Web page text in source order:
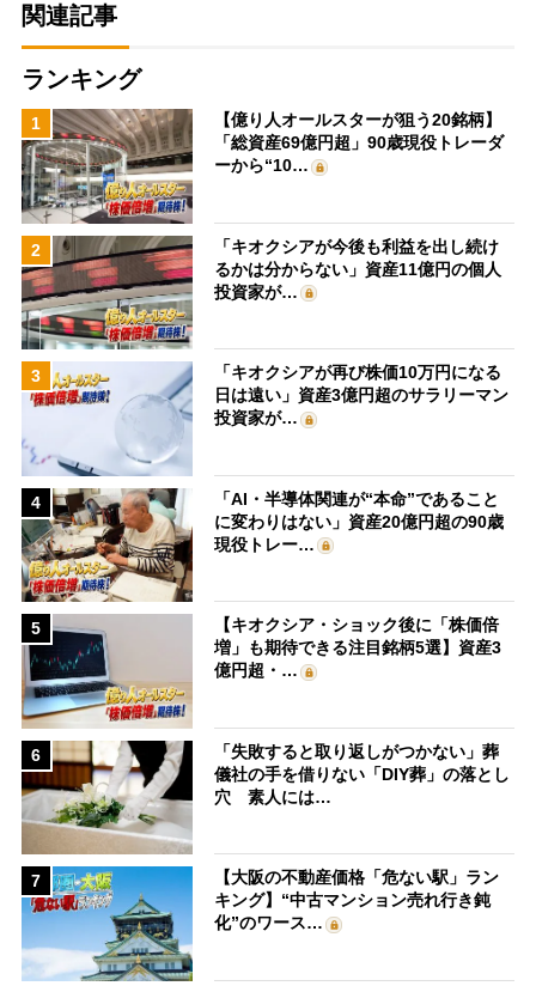
関連記事
ランキング
1
【億り人オールスターが狙う20銘柄】
「総資産69億円超」90歳現役トレーダ
ーから“10…
2
「キオクシアが今後も利益を出し続け
るかは分からない」資産11億円の個人
投資家が…
3
「キオクシアが再び株価10万円になる
日は遠い」資産3億円超のサラリーマン
投資家が…
4
「AI・半導体関連が“本命”であること
に変わりはない」資産20億円超の90歳
現役トレー…
5
【キオクシア・ショック後に「株価倍
増」も期待できる注目銘柄5選】資産3
億円超・…
6
「失敗すると取り返しがつかない」葬
儀社の手を借りない「DIY葬」の落とし
穴 素人には…
7
【大阪の不動産価格「危ない駅」ラン
キング】“中古マンション売れ行き鈍
化”のワース…